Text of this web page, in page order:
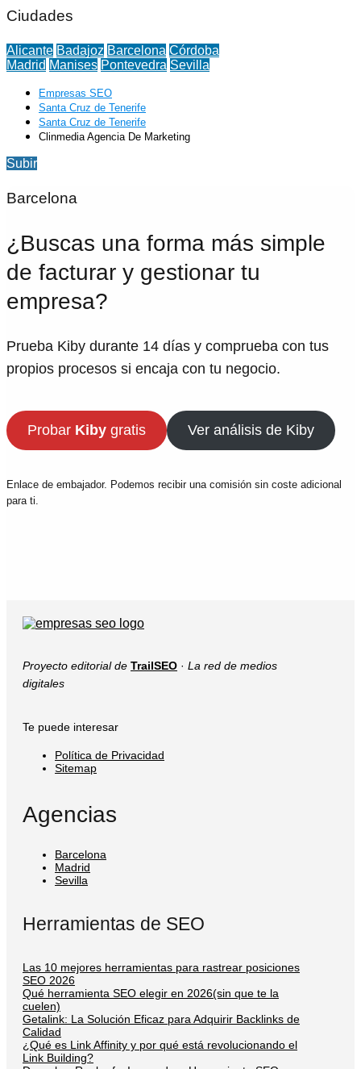
Ciudades
Alicante Badajoz Barcelona Córdoba
Madrid Manises Pontevedra Sevilla
Empresas SEO
Santa Cruz de Tenerife
Santa Cruz de Tenerife
Clinmedia Agencia De Marketing
Subir
Barcelona
¿Buscas una forma más simple
de facturar y gestionar tu
empresa?
Prueba Kiby durante 14 días y comprueba con tus
propios procesos si encaja con tu negocio.
Probar Kibygratis Ver análisis de Kiby
Enlace de embajador. Podemos recibir una comisión sin coste adicional
para ti.
Proyecto editorial de TrailSEO · La red de medios
digitales
Te puede interesar
Política de Privacidad
Sitemap
Agencias
Barcelona
Madrid
Sevilla
Herramientas de SEO
Las 10 mejores herramientas para rastrear posiciones
SEO 2026
Qué herramienta SEO elegir en 2026(sin que te la
cuelen)
Getalink: La Solución Eficaz para Adquirir Backlinks de
Calidad
¿Qué es Link Affinity y por qué está revolucionando el
Link Building?